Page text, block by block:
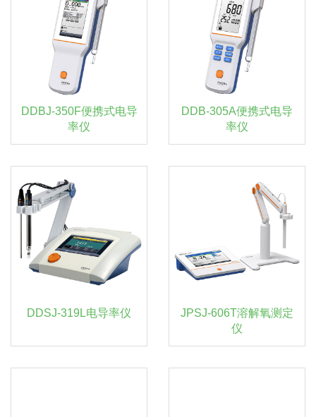
DDBJ-350F便携式电导
率仪
DDB-305A便携式电导
率仪
DDSJ-319L电导率仪
JPSJ-606T溶解氧测定
仪